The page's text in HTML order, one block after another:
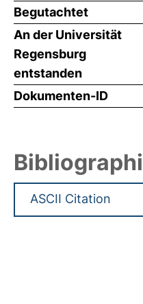
Begutachtet
An der Universität
Regensburg
entstanden
Dokumenten-ID